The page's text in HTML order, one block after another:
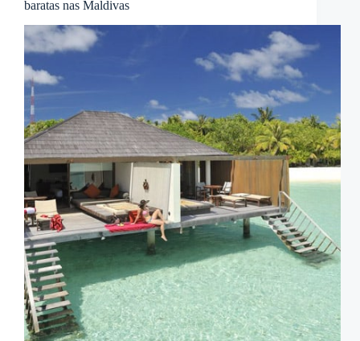
baratas nas Maldivas